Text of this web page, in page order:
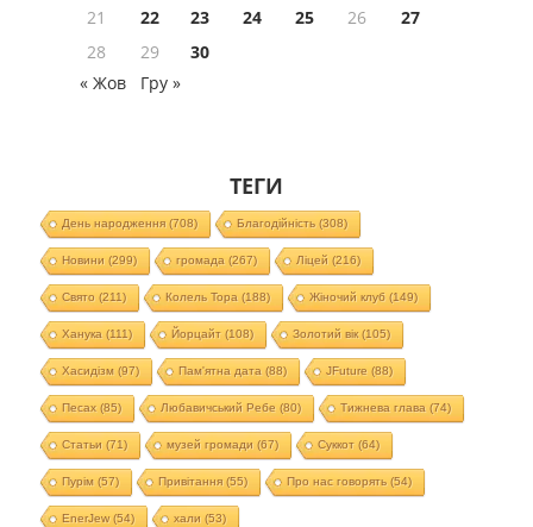
21
22 23 24 25 26
27
28
29
30
« Жов
Гру »
ТЕГИ
День народження(708) Благодійність (308)
Новини (299) громада (267) Ліцей (216)
Свято (211) Колель Тора (188) Жіночий клуб (149)
Ханука (111) Йорцайт (108) Золотий вік(105)
Хасидізм (97) Пам'ятна дата (88) JFuture (88)
Песах(85) Любавичський Ребе (80) Тижнева глава (74)
Статьи (71) музей громади (67) Суккот (64)
Пурім (57) Привітання(55) Про нас говорять (54)
EnerJew(54) хали (53)